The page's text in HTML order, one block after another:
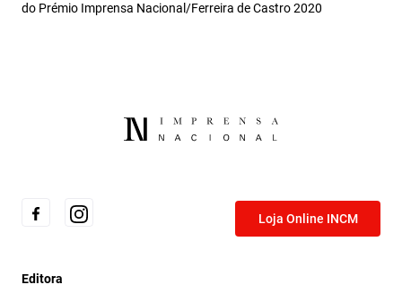
do Prémio Imprensa Nacional/Ferreira de Castro 2020
Loja Online INCM
Editora